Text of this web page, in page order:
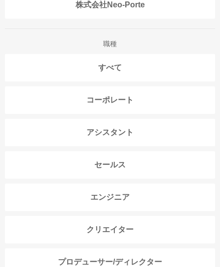
株式会社Neo-Porte
職種
すべて
コーポレート
アシスタント
セールス
エンジニア
クリエイター
プロデューサー/ディレクター